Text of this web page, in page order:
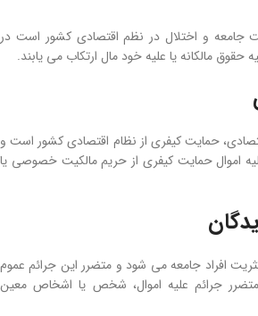
جامعه و اختلال در نظم اقتصادی کشور است در
حقوق مالکانه یا علیه خود مال ارتکاب می­ یابند.
حمایت کیفری از نظام اقتصادی کشور است و
اموال حمایت کیفری از حریم مالکیت خصوصی یا
افراد جامعه می­ شود و متضرر این جرائم عموم
جرائم علیه اموال، شخص یا اشخاص معین